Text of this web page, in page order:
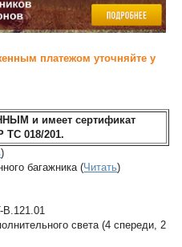
платежом уточняйте у
и имеет сертификат
ТС 018/201.
)
багажника (Читать)
B.121.01
света (4 спереди, 2